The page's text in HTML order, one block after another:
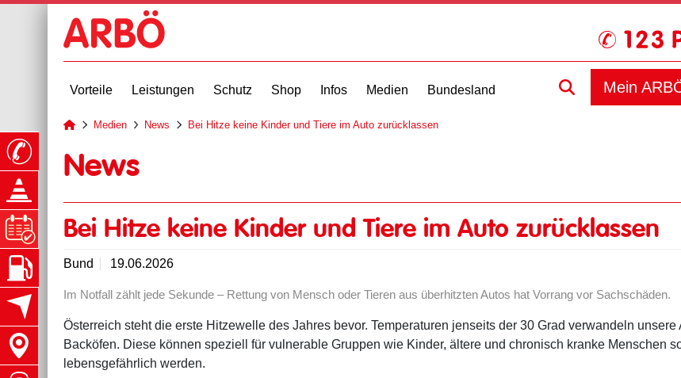
Vorteile Leistungen Schutz Shop Infos Medien Bundesland Mein
zur Startseite
Medien News Bei Hitze keine Kinder und Tiere im Auto zurücklassen
News
Bei Hitze keine Kinder und Tiere im Auto zurücklassen
Bund 19.06.2026
Im Notfall zählt jede Sekunde – Rettung von Mensch oder Tieren aus überhitzten Autos hat Vorrang vor Sachschäden.
Österreich steht die erste Hitzewelle des Jahres bevor. Temperaturen jenseits der 30 Grad verwandeln
Backöfen. Diese können speziell für vulnerable Gruppen wie Kinder, ältere und chronisch kranke Menschen
lebensgefährlich werden.